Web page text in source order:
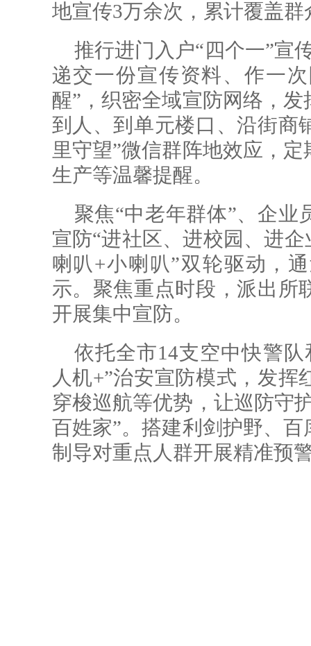
地宣传3万余次，累计覆盖群
推行进门入户“四个一”宣
递交一份宣传资料、作一
醒”，织密全域宣防网络，
到人、到单元楼口、沿街商
里守望”微信群阵地效应，
生产等温馨提醒。
聚焦“中老年群体”、企业
宣防“进社区、进校园、进
喇叭+小喇叭”双轮驱动，
示。聚焦重点时段，派出所
开展集中宣防。
依托全市14支空中快警
人机+”治安宣防模式，发
穿梭巡航等优势，让巡防守
百姓家”。搭建利剑护野、
制导对重点人群开展精准预